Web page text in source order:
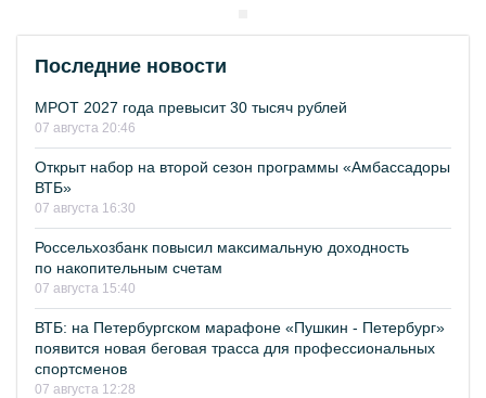
Последние новости
МРОТ 2027 года превысит 30 тысяч рублей
07 августа 20:46
Открыт набор на второй сезон программы «Амбассадоры
ВТБ»
07 августа 16:30
Россельхозбанк повысил максимальную доходность
по накопительным счетам
07 августа 15:40
ВТБ: на Петербургском марафоне «Пушкин - Петербург»
появится новая беговая трасса для профессиональных
спортсменов
07 августа 12:28